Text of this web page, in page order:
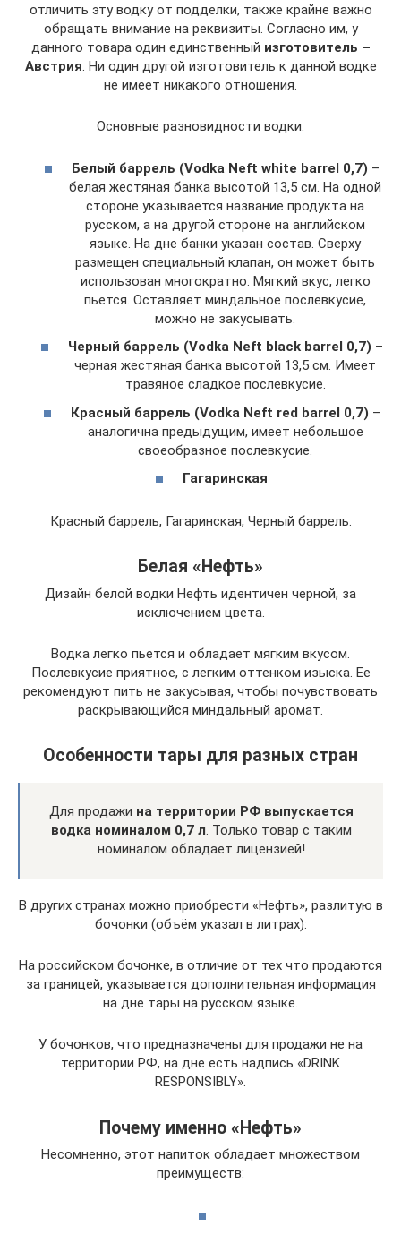
отличить эту водку от подделки, также крайне важно
обращать внимание на реквизиты. Согласно им, у
данного товара один единственный изготовитель –
Австрия. Ни один другой изготовитель к данной водке
не имеет никакого отношения.
Основные разновидности водки:
Белый баррель (Vodka Neft white barrel 0,7) –
белая жестяная банка высотой 13,5 см. На одной
стороне указывается название продукта на
русском, а на другой стороне на английском
языке. На дне банки указан состав. Сверху
размещен специальный клапан, он может быть
использован многократно. Мягкий вкус, легко
пьется. Оставляет миндальное послевкусие,
можно не закусывать.
Черный баррель (Vodka Neft black barrel 0,7) –
черная жестяная банка высотой 13,5 см. Имеет
травяное сладкое послевкусие.
Красный баррель (Vodka Neft red barrel 0,7) –
аналогична предыдущим, имеет небольшое
своеобразное послевкусие.
Гагаринская
Красный баррель, Гагаринская, Черный баррель.
Белая «Нефть»
Дизайн белой водки Нефть идентичен черной, за
исключением цвета.
Водка легко пьется и обладает мягким вкусом.
Послевкусие приятное, с легким оттенком изыска. Ее
рекомендуют пить не закусывая, чтобы почувствовать
раскрывающийся миндальный аромат.
Особенности тары для разных стран
Для продажи на территории РФ выпускается
водка номиналом 0,7 л. Только товар с таким
номиналом обладает лицензией!
В других странах можно приобрести «Нефть», разлитую в
бочонки (объём указал в литрах):
На российском бочонке, в отличие от тех что продаются
за границей, указывается дополнительная информация
на дне тары на русском языке.
У бочонков, что предназначены для продажи не на
территории РФ, на дне есть надпись «DRINK
RESPONSIBLY».
Почему именно «Нефть»
Несомненно, этот напиток обладает множеством
преимуществ: